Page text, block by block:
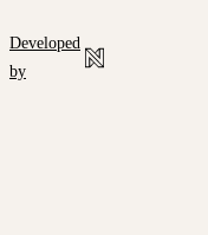
Developed
by